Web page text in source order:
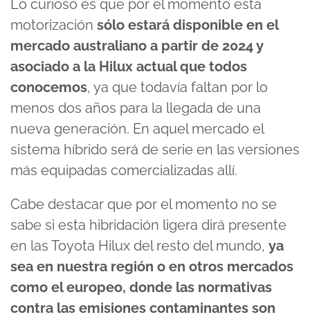
Lo curioso es que por el momento esta
motorización sólo estará disponible en el
mercado australiano a partir de 2024 y
asociado a la Hilux actual que todos
conocemos, ya que todavía faltan por lo
menos dos años para la llegada de una
nueva generación. En aquel mercado el
sistema híbrido será de serie en las versiones
más equipadas comercializadas allí.
Cabe destacar que por el momento no se
sabe si esta hibridación ligera dirá presente
en las Toyota Hilux del resto del mundo, ya
sea en nuestra región o en otros mercados
como el europeo, donde las normativas
contra las emisiones contaminantes son